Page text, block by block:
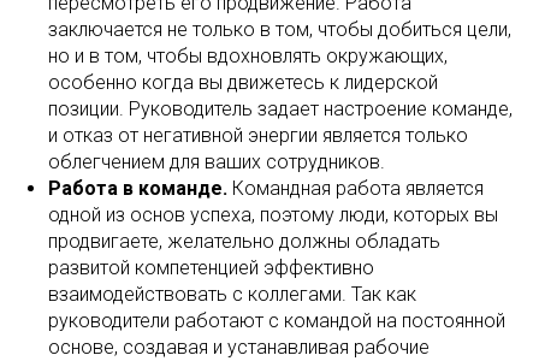
заключается не только в том, чтобы добиться цели,
но и в том, чтобы вдохновлять окружающих,
особенно когда вы движетесь к лидерской
позиции. Руководитель задает настроение команде,
и отказ от негативной энергии является только
облегчением для ваших сотрудников.
Работа в команде. Командная работа является
одной из основ успеха, поэтому люди, которых вы
продвигаете, желательно должны обладать
развитой компетенцией эффективно
взаимодействовать с коллегами. Так как
руководители работают с командой на постоянной
основе, создавая и устанавливая рабочие